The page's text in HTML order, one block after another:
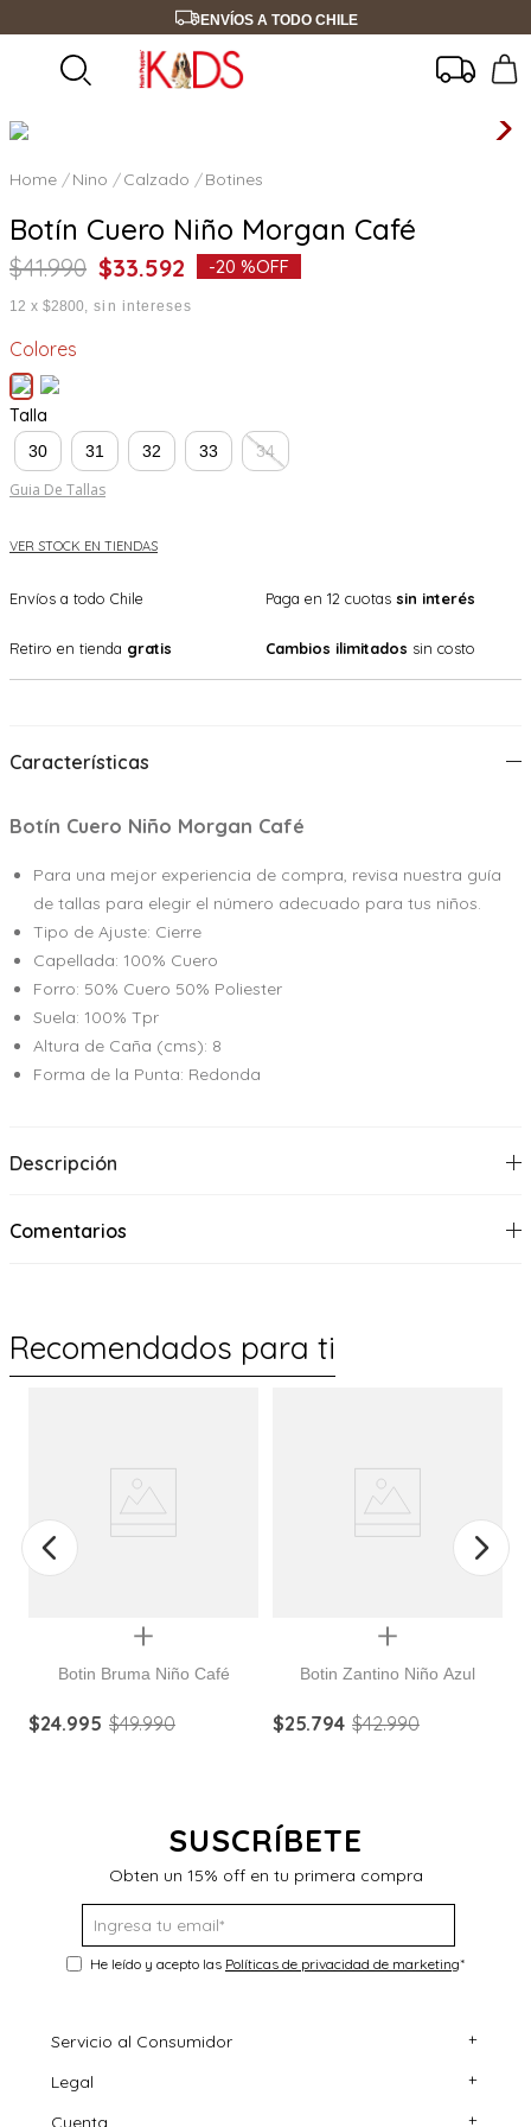
ENVÍOS A TODO CHILE
Nino Calzado Botines
Botín Cuero Niño Morgan Café
$41.990 $33.592 -20 %OFF
12 x $2800 sin intereses
Colores
Talla
30 31 32 33 34
Guia De Tallas
VER STOCK EN TIENDAS
Envíos a todo Chile Paga en 12 cuotas sin interés
Retiro en tienda gratis Cambios ilimitados sin costo
Características
Botín Cuero Niño Morgan Café
Para una mejor experiencia de compra, revisa nuestra guía
de tallas para elegir el número adecuado para tus niños.
Tipo de Ajuste: Cierre
Capellada: 100% Cuero
Forro: 50% Cuero 50% Poliester
Suela: 100% Tpr
Altura de Caña (cms): 8
Forma de la Punta: Redonda
Descripción
Comentarios
Recomendados para ti
Quickview
Botin Bruma Niño Café
$24.995 $49.990
Quickview
Botin Zantino Niño Azul
$25.794 $42.990
SUSCRÍBETE
Obten un 15% off en tu primera compra
He leído y acepto las Políticas de privacidad de marketing*
Servicio al Consumidor +
Centro de Ayuda
Contáctanos
Legal +
Términos y Condiciones
Cuenta +